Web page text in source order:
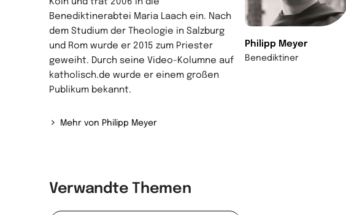
Philipp Meyer
Benediktiner
Benediktinerabtei Maria Laach ein. Nach
dem Studium der Theologie in Salzburg
und Rom wurde er 2015 zum Priester
geweiht. Durch seine Video-Kolumne auf
katholisch.de wurde er einem großen
Publikum bekannt.
Mehr von Philipp Meyer
Verwandte Themen